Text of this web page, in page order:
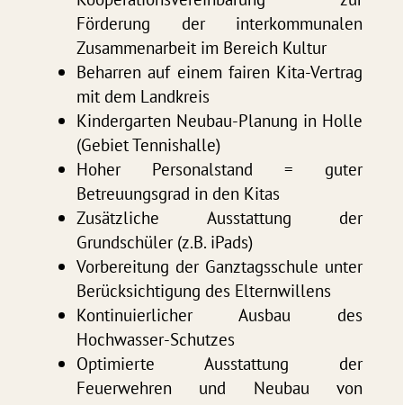
Förderung der interkommunalen
Zusammenarbeit im Bereich Kultur
Beharren auf einem fairen Kita-Vertrag
mit dem Landkreis
Kindergarten Neubau-Planung in Holle
(Gebiet Tennishalle)
Hoher Personalstand = guter
Betreuungsgrad in den Kitas
Zusätzliche Ausstattung der
Grundschüler (z.B. iPads)
Vorbereitung der Ganztagsschule unter
Berücksichtigung des Elternwillens
Kontinuierlicher Ausbau des
Hochwasser-Schutzes
Optimierte Ausstattung der
Feuerwehren und Neubau von